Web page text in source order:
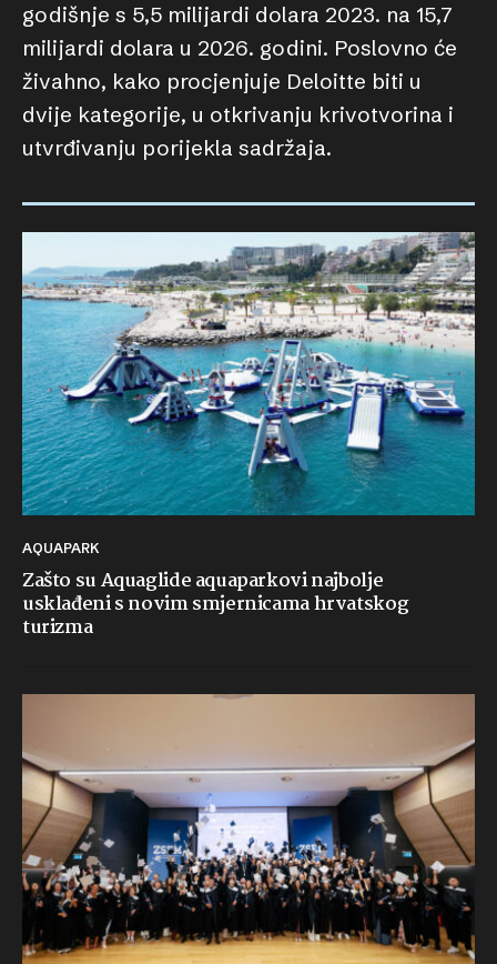
godišnje s 5,5 milijardi dolara 2023. na 15,7
milijardi dolara u 2026. godini. Poslovno će
živahno, kako procjenjuje Deloitte biti u
dvije kategorije, u otkrivanju krivotvorina i
utvrđivanju porijekla sadržaja.
AQUAPARK
Zašto su Aquaglide aquaparkovi najbolje
usklađeni s novim smjernicama hrvatskog
turizma